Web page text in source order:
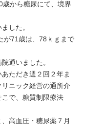
から糖尿にて、境界
した。
が71歳は、78ｋｇまで
通いました。
ただき週２回２年ま
ニック経営の通所介
で、糖質制限療法
高血圧・糖尿薬７月